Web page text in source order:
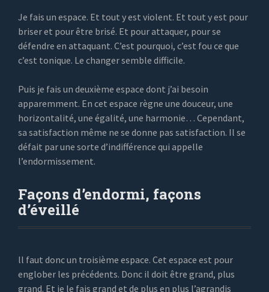
Je fais un espace. Et tout y est violent. Et tout y est pour
briser et pour être brisé. Et pour attaquer, pour se
défendre en attaquant. C’est pourquoi, c’est fou ce que
c’est tonique. Le changer semble difficile.
Puis je fais un deuxième espace dont j’ai besoin
apparemment. En cet espace règne une douceur, une
horizontalité, une égalité, une harmonie… Cependant,
sa satisfaction même ne se donne pas satisfaction. Il se
défait par une sorte d’indifférence qui appelle
l’endormissement.
Façons d’endormi, façons
d’éveillé
ll faut donc un troisième espace. Cet espace est pour
englober les précédents. Donc il doit être grand, plus
grand. Et je le fais grand et de plus en plus l’agrandis